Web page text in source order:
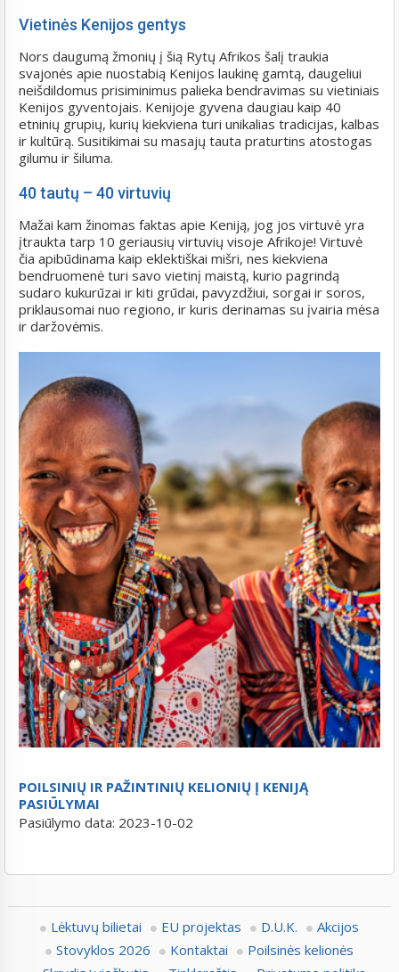
Vietinės Kenijos gentys
Nors daugumą žmonių į šią Rytų Afrikos šalį traukia
svajonės apie nuostabią Kenijos laukinę gamtą, daugeliui
neišdildomus prisiminimus palieka bendravimas su vietiniais
Kenijos gyventojais. Kenijoje gyvena daugiau kaip 40
etninių grupių, kurių kiekviena turi unikalias tradicijas, kalbas
ir kultūrą. Susitikimai su masajų tauta praturtins atostogas
gilumu ir šiluma.
40 tautų – 40 virtuvių
Mažai kam žinomas faktas apie Keniją, jog jos virtuvė yra
įtraukta tarp 10 geriausių virtuvių visoje Afrikoje! Virtuvė
čia apibūdinama kaip eklektiškai mišri, nes kiekviena
bendruomenė turi savo vietinį maistą, kurio pagrindą
sudaro kukurūzai ir kiti grūdai, pavyzdžiui, sorgai ir soros,
priklausomai nuo regiono, ir kuris derinamas su įvairia mėsa
ir daržovėmis.
POILSINIŲ IR PAŽINTINIŲ KELIONIŲ Į KENIJĄ
PASIŪLYMAI
Pasiūlymo data: 2023-10-02
Lėktuvų bilietai EU projektas D.U.K.
Akcijos
Stovyklos 2026
Kontaktai
Poilsinės kelionės